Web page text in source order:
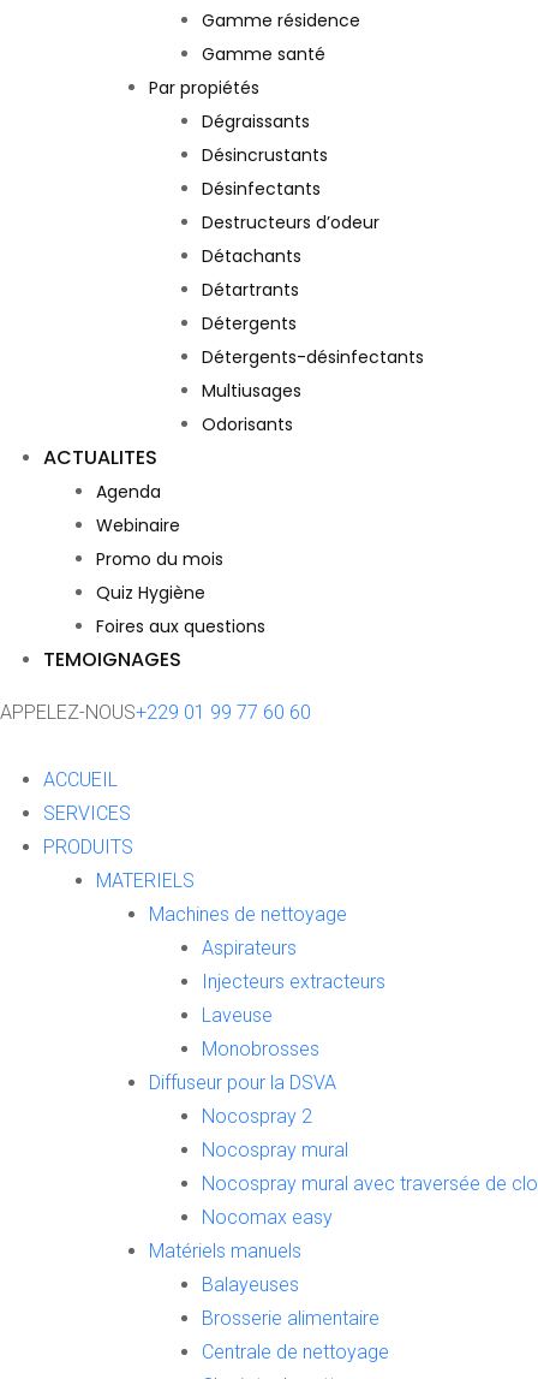
Gamme résidence
Gamme santé
Par propiétés
Dégraissants
Désincrustants
Désinfectants
Destructeurs d’odeur
Détachants
Détartrants
Détergents
Détergents-désinfectants
Multiusages
Odorisants
ACTUALITES
Agenda
Webinaire
Promo du mois
Quiz Hygiène
Foires aux questions
TEMOIGNAGES
APPELEZ-NOUS+229 01 99 77 60 60
ACCUEIL
SERVICES
PRODUITS
MATERIELS
Machines de nettoyage
Aspirateurs
Injecteurs extracteurs
Laveuse
Monobrosses
Diffuseur pour la DSVA
Nocospray 2
Nocospray mural
Nocospray mural avec traversée de
Nocomax easy
Matériels manuels
Balayeuses
Brosserie alimentaire
Centrale de nettoyage